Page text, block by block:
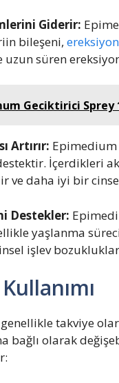
Giderir:
bileşeni,
uzun süren
Geciktirici Sprey
Artırır: Epimedium
İçerdikleri
ve daha iyi bir
Destekler:
yaşlanma
işlev
takviye
bağlı olarak